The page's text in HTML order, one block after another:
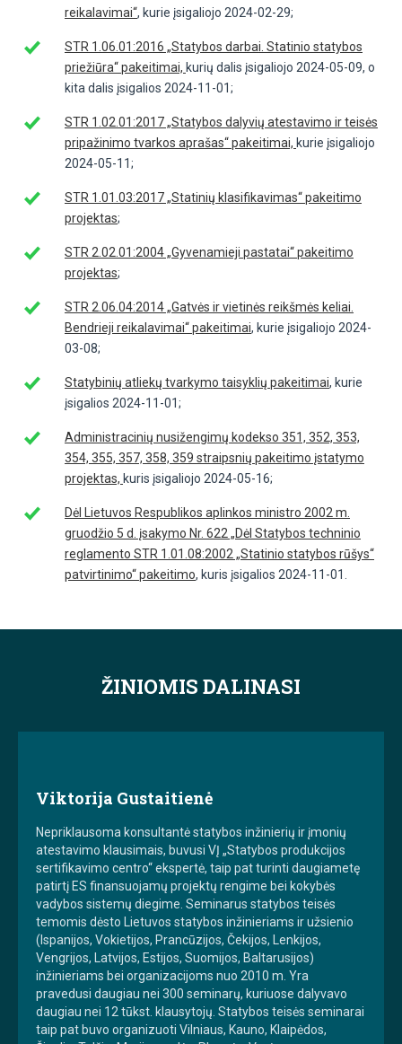
reikalavimai“, kurie įsigaliojo 2024-02-29;
STR 1.06.01:2016 „Statybos darbai. Statinio statybos
priežiūra“ pakeitimai, kurių dalis įsigaliojo 2024-05-09, o
kita dalis įsigalios 2024-11-01;
STR 1.02.01:2017 „Statybos dalyvių atestavimo ir teisės
pripažinimo tvarkos aprašas“ pakeitimai, kurie įsigaliojo
2024-05-11;
STR 1.01.03:2017 „Statinių klasifikavimas“ pakeitimo
projektas;
STR 2.02.01:2004 „Gyvenamieji pastatai“ pakeitimo
projektas;
STR 2.06.04:2014 „Gatvės ir vietinės reikšmės keliai.
Bendrieji reikalavimai“ pakeitimai, kurie įsigaliojo 2024-
03-08;
Statybinių atliekų tvarkymo taisyklių pakeitimai, kurie
įsigalios 2024-11-01;
Administracinių nusižengimų kodekso 351, 352, 353,
354, 355, 357, 358, 359 straipsnių pakeitimo įstatymo
projektas, kuris įsigaliojo 2024-05-16;
Dėl Lietuvos Respublikos aplinkos ministro 2002 m.
gruodžio 5 d. įsakymo Nr. 622 „Dėl Statybos techninio
reglamento STR 1.01.08:2002 „Statinio statybos rūšys“
patvirtinimo“ pakeitimo, kuris įsigalios 2024-11-01.
ŽINIOMIS DALINASI
Viktorija Gustaitienė
Nepriklausoma konsultantė statybos inžinierių ir įmonių
atestavimo klausimais, buvusi VĮ „Statybos produkcijos
sertifikavimo centro“ ekspertė, taip pat turinti daugiametę
patirtį ES finansuojamų projektų rengime bei kokybės
vadybos sistemų diegime. Seminarus statybos teisės
temomis dėsto Lietuvos statybos inžinieriams ir užsienio
(Ispanijos, Vokietijos, Prancūzijos, Čekijos, Lenkijos,
Vengrijos, Latvijos, Estijos, Suomijos, Baltarusijos)
inžinieriams bei organizacijoms nuo 2010 m. Yra
pravedusi daugiau nei 300 seminarų, kuriuose dalyvavo
daugiau nei 12 tūkst. klausytojų. Statybos teisės seminarai
taip pat buvo organizuoti Vilniaus, Kauno, Klaipėdos,